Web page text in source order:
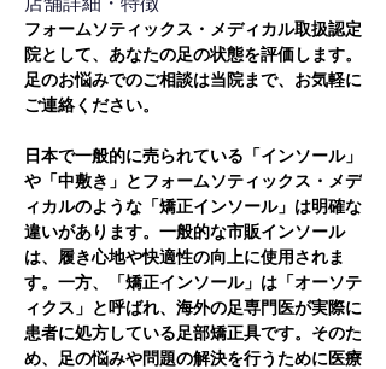
フォームソティックス・メディカル取扱認定
院として、あなたの足の状態を評価します。
足のお悩みでのご相談は当院まで、お気軽に
ご連絡ください。
日本で一般的に売られている「インソール」
や「中敷き」とフォームソティックス・メデ
ィカルのような「矯正インソール」は明確な
違いがあります。一般的な市販インソール
は、履き心地や快適性の向上に使用されま
す。一方、「矯正インソール」は「オーソテ
ィクス」と呼ばれ、海外の足専門医が実際に
患者に処方している足部矯正具です。そのた
め、足の悩みや問題の解決を行うために医療